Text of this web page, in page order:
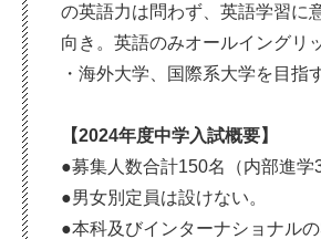
の英語力は問わず、英語学習に
向き。英語のみオールイングリ
・海外大学、国際系大学を目指
【2024年度中学入試概要】
●募集人数合計150名（内部進学
●男女別定員は設けない。
●本科及びインターナショナル